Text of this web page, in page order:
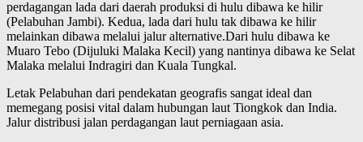
perdagangan lada dari daerah produksi di hulu dibawa ke hilir
(Pelabuhan Jambi). Kedua, lada dari hulu tak dibawa ke hilir
melainkan dibawa melalui jalur alternative.Dari hulu dibawa ke
Muaro Tebo (Dijuluki Malaka Kecil) yang nantinya dibawa ke Selat
Malaka melalui Indragiri dan Kuala Tungkal.
Letak Pelabuhan dari pendekatan geografis sangat ideal dan
memegang posisi vital dalam hubungan laut Tiongkok dan India.
Jalur distribusi jalan perdagangan laut perniagaan asia.